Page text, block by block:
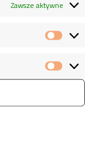
Zawsze aktywne